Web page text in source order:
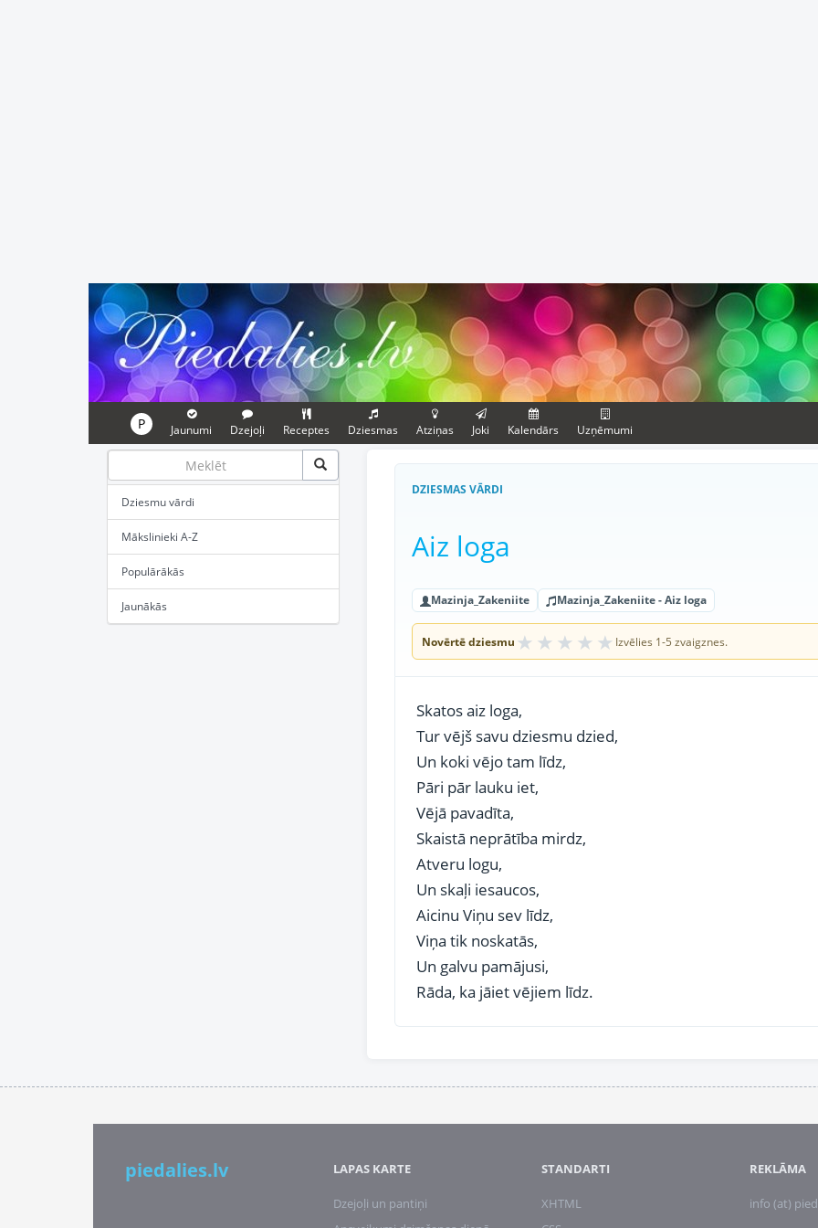
P Jaunumi Dzejoļi Receptes Dziesmas Atziņas Joki Kalendārs Uzņēmumi
Dziesmu vārdi
Mākslinieki A-Z
Populārākās
Jaunākās
DZIESMAS VĀRDI
Aiz loga
Mazinja_Zakeniite Mazinja_Zakeniite - Aiz loga
Novērtē dziesmu ★ ★ ★ ★ ★ Izvēlies 1-5 zvaigznes.
Skatos aiz loga,
Tur vējš savu dziesmu dzied,
Un koki vējo tam līdz,
Pāri pār lauku iet,
Vējā pavadīta,
Skaistā neprātība mirdz,
Atveru logu,
Un skaļi iesaucos,
Aicinu Viņu sev līdz,
Viņa tik noskatās,
Un galvu pamājusi,
Rāda, ka jāiet vējiem līdz.
piedalies.lv LAPAS KARTE
Dzejoļi un pantiņi
STANDARTI
XHTML
REKLĀMA
info (at)